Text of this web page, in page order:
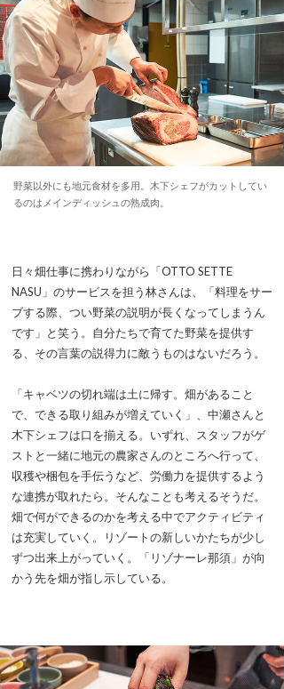
野菜以外にも地元食材を多用。木下シェフがカットしてい
るのはメインディッシュの熟成肉。
日々畑仕事に携わりながら「OTTO SETTE
NASU」のサービスを担う林さんは、「料理をサー
ブする際、つい野菜の説明が長くなってしまうん
です」と笑う。自分たちで育てた野菜を提供す
る、その言葉の説得力に敵うものはないだろう。
「キャベツの切れ端は土に帰す。畑があること
で、できる取り組みが増えていく」、中瀬さんと
木下シェフは口を揃える。いずれ、スタッフがゲ
ストと一緒に地元の農家さんのところへ行って、
収穫や梱包を手伝うなど、労働力を提供するよう
な連携が取れたら。そんなことも考えるそうだ。
畑で何ができるのかを考える中でアクティビティ
は充実していく。リゾートの新しいかたちが少し
ずつ出来上がっていく。「リゾナーレ那須」が向
かう先を畑が指し示している。